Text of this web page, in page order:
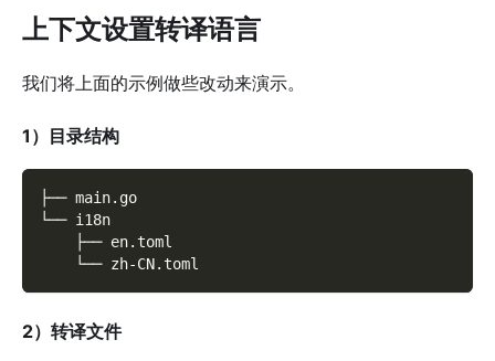
上下文设置转译语言
我们将上面的示例做些改动来演示。
1）目录结构
├── main.go
└── i18n
    ├── en.toml
    └── zh-CN.toml
2）转译文件